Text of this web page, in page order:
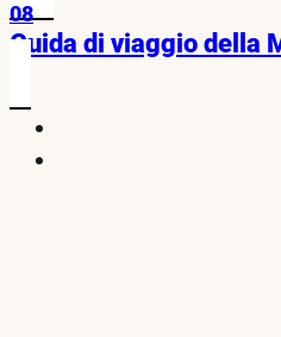
08
Guida di viaggio della